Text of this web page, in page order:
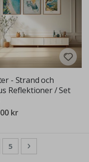
- Strand och
Reflektioner / Set
kr
page
Sida
5 Sida
Nästa